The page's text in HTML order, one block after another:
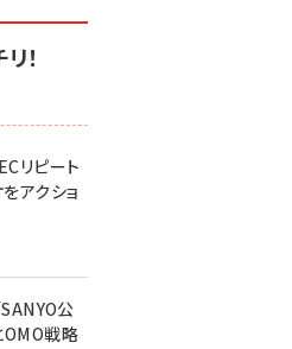
！
リピート
アクショ
公
OMO戦略